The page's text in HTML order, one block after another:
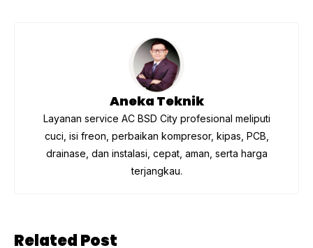
p
Aneka Teknik
Layanan service AC BSD City profesional meliputi
cuci, isi freon, perbaikan kompresor, kipas, PCB,
drainase, dan instalasi, cepat, aman, serta harga
terjangkau.
Related Post